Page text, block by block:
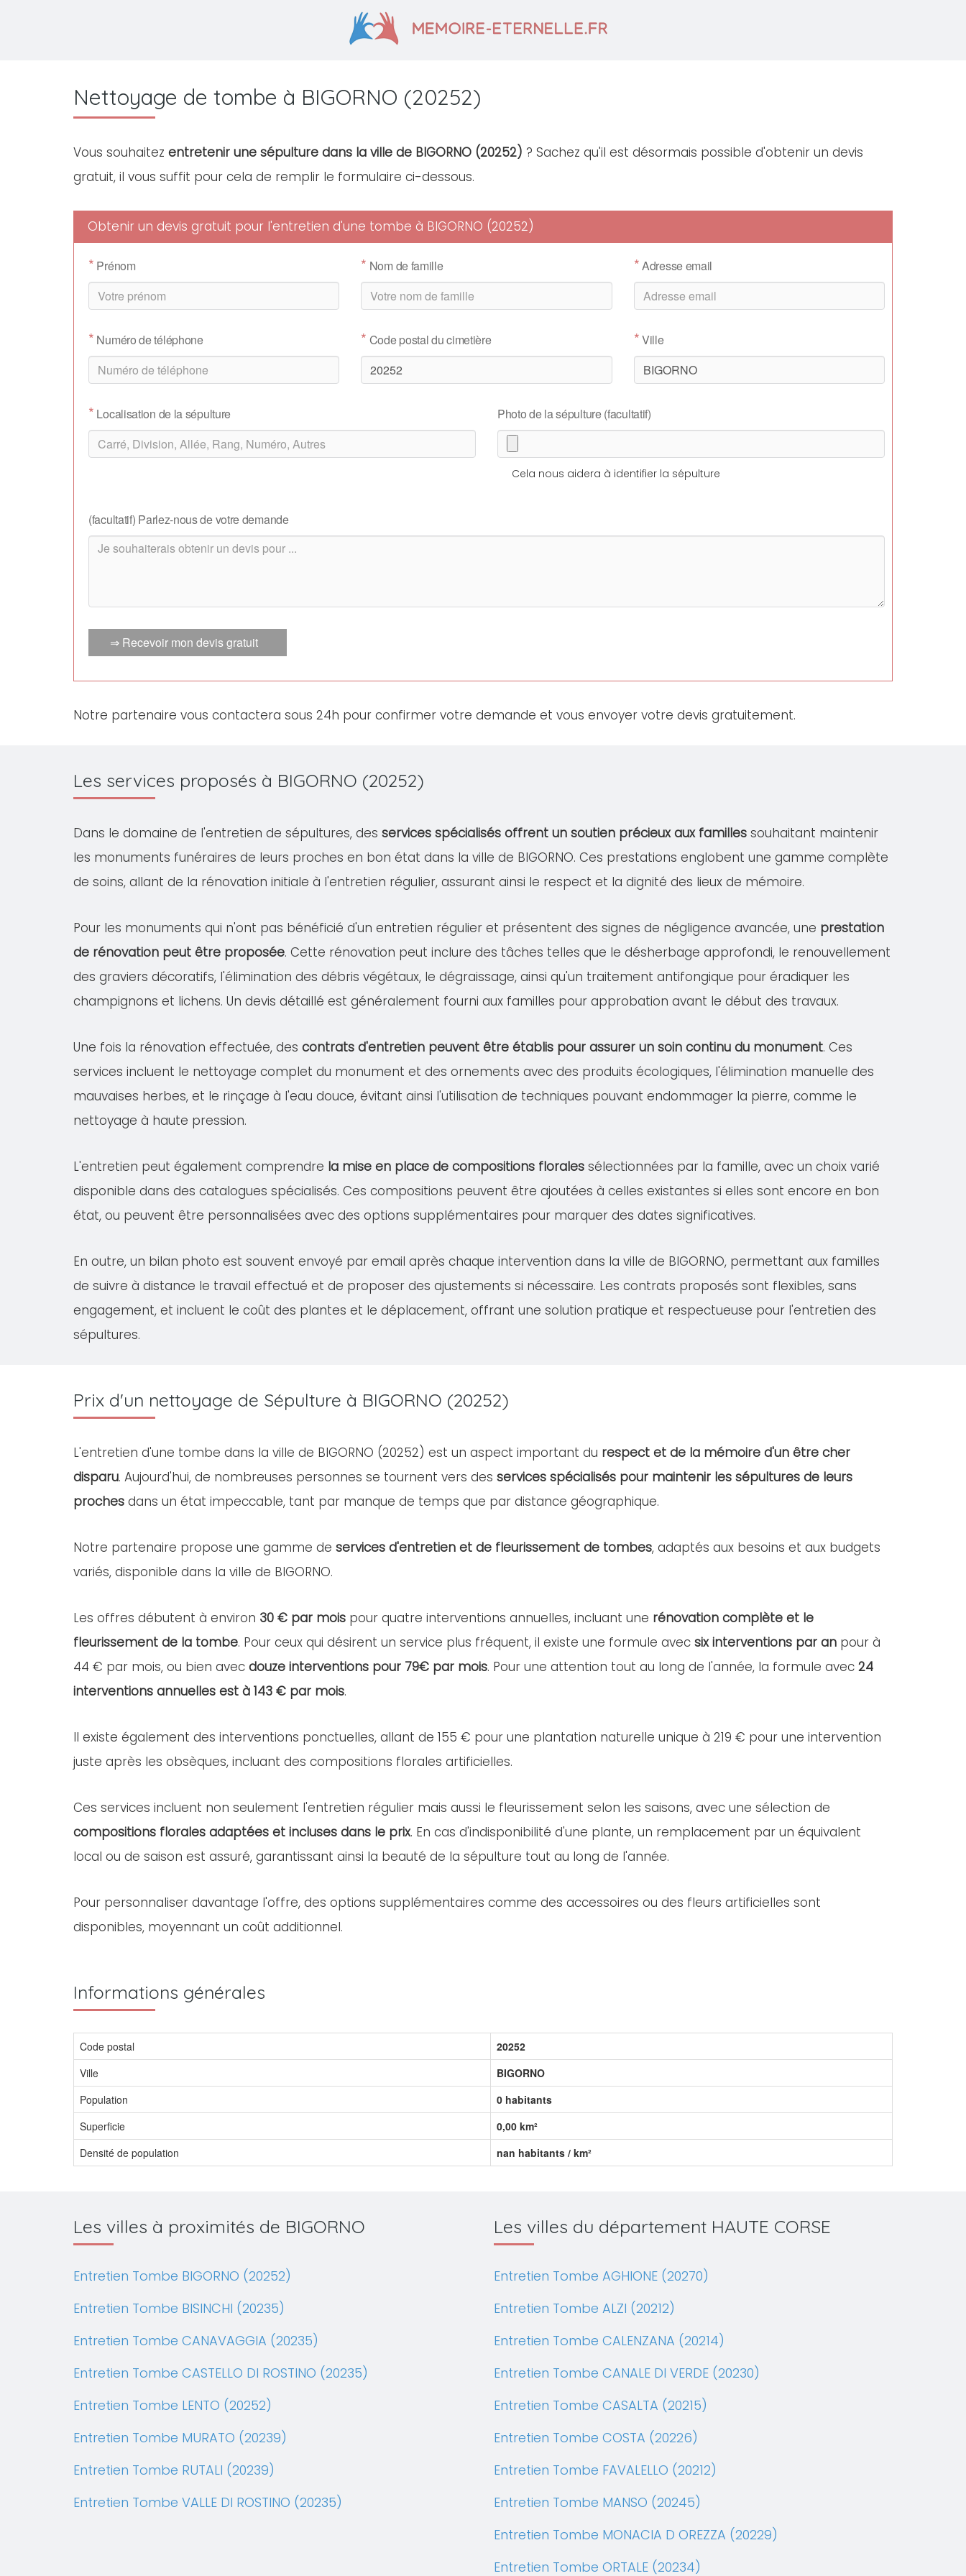
Nettoyage de tombe à BIGORNO (20252)
Vous souhaitez entretenir une sépulture dans la ville de BIGORNO (20252) ? Sachez qu'il est désormais possible d'obtenir un devis
gratuit, il vous suffit pour cela de remplir le formulaire ci-dessous.
Obtenir un devis gratuit pour l'entretien d'une tombe à BIGORNO (20252)
* Prénom * Nom de famille *Adresse email
* Numéro de téléphone * Code postal du cimetière *Ville
* Localisation de la sépulture Photo de la sépulture (facultatif)
Cela nous aidera à identifier la sépulture
(facultatif) Parlez-nous de votre demande
⇒ Recevoir mon devis gratuit
Notre partenaire vous contactera sous 24h pour confirmer votre demande et vous envoyer votre devis gratuitement.
Les services proposés à BIGORNO (20252)
Dans le domaine de l'entretien de sépultures, des services spécialisés offrent un soutien précieux aux familles souhaitant maintenir
les monuments funéraires de leurs proches en bon état dans la ville de BIGORNO. Ces prestations englobent une gamme complète
de soins, allant de la rénovation initiale à l'entretien régulier, assurant ainsi le respect et la dignité des lieux de mémoire.
Pour les monuments qui n'ont pas bénéficié d'un entretien régulier et présentent des signes de négligence avancée, une prestation
de rénovation peut être proposée. Cette rénovation peut inclure des tâches telles que le désherbage approfondi, le renouvellement
des graviers décoratifs, l'élimination des débris végétaux, le dégraissage, ainsi qu'un traitement antifongique pour éradiquer les
champignons et lichens. Un devis détaillé est généralement fourni aux familles pour approbation avant le début des travaux.
Une fois la rénovation effectuée, des contrats d'entretien peuvent être établis pour assurer un soin continu du monument. Ces
services incluent le nettoyage complet du monument et des ornements avec des produits écologiques, l'élimination manuelle des
mauvaises herbes, et le rinçage à l'eau douce, évitant ainsi l'utilisation de techniques pouvant endommager la pierre, comme le
nettoyage à haute pression.
L'entretien peut également comprendre la mise en place de compositions florales sélectionnées par la famille, avec un choix varié
disponible dans des catalogues spécialisés. Ces compositions peuvent être ajoutées à celles existantes si elles sont encore en bon
état, ou peuvent être personnalisées avec des options supplémentaires pour marquer des dates significatives.
En outre, un bilan photo est souvent envoyé par email après chaque intervention dans la ville de BIGORNO, permettant aux familles
de suivre à distance le travail effectué et de proposer des ajustements si nécessaire. Les contrats proposés sont flexibles, sans
engagement, et incluent le coût des plantes et le déplacement, offrant une solution pratique et respectueuse pour l'entretien des
sépultures.
Prix d'un nettoyage de Sépulture à BIGORNO (20252)
L'entretien d'une tombe dans la ville de BIGORNO (20252) est un aspect important du respect et de la mémoire d'un être cher
disparu. Aujourd'hui, de nombreuses personnes se tournent vers des services spécialisés pour maintenir les sépultures de leurs
proches dans un état impeccable, tant par manque de temps que par distance géographique.
Notre partenaire propose une gamme de services d'entretien et de fleurissement de tombes, adaptés aux besoins et aux budgets
variés, disponible dans la ville de BIGORNO.
Les offres débutent à environ 30 € par mois pour quatre interventions annuelles, incluant une rénovation complète et le
fleurissement de la tombe. Pour ceux qui désirent un service plus fréquent, il existe une formule avec six interventions par an pour à
44 € par mois, ou bien avec douze interventions pour 79€ par mois. Pour une attention tout au long de l'année, la formule avec 24
interventions annuelles est à 143 € par mois.
Il existe également des interventions ponctuelles, allant de 155 € pour une plantation naturelle unique à 219 € pour une intervention
juste après les obsèques, incluant des compositions florales artificielles.
Ces services incluent non seulement l'entretien régulier mais aussi le fleurissement selon les saisons, avec une sélection de
compositions florales adaptées et incluses dans le prix. En cas d'indisponibilité d'une plante, un remplacement par un équivalent
local ou de saison est assuré, garantissant ainsi la beauté de la sépulture tout au long de l'année.
Pour personnaliser davantage l'offre, des options supplémentaires comme des accessoires ou des fleurs artificielles sont
disponibles, moyennant un coût additionnel.
Informations générales
Code postal
20252
Ville
BIGORNO
Population
0 habitants
Superficie
0,00 km²
Densité de population
nan habitants / km²
Les villes à proximités de BIGORNO
Entretien Tombe BIGORNO (20252)
Entretien Tombe BISINCHI (20235)
Entretien Tombe CANAVAGGIA (20235)
Entretien Tombe CASTELLO DI ROSTINO (20235)
Entretien Tombe LENTO (20252)
Entretien Tombe MURATO (20239)
Entretien Tombe RUTALI (20239)
Entretien Tombe VALLE DI ROSTINO (20235)
Les villes du département HAUTE CORSE
Entretien Tombe AGHIONE (20270)
Entretien Tombe ALZI (20212)
Entretien Tombe CALENZANA (20214)
Entretien Tombe CANALE DI VERDE (20230)
Entretien Tombe CASALTA (20215)
Entretien Tombe COSTA (20226)
Entretien Tombe FAVALELLO (20212)
Entretien Tombe MANSO (20245)
Entretien Tombe MONACIA D OREZZA (20229)
Entretien Tombe ORTALE (20234)